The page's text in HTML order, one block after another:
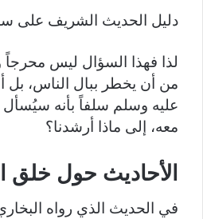
دليل الحديث الشريف على
لذا فهذا السؤال ليس محرجاً
من أن يخطر ببال الناس، بل
عليه وسلم سلفاً بأنه سيُسأل
معه، إلى ماذا أرشدنا؟
الأحاديث حول خلق
في الحديث الذي رواه